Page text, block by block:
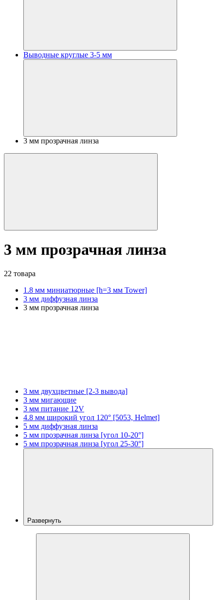
Выводные круглые 3-5 мм
3 мм прозрачная линза
3 мм прозрачная линза
22 товара
1.8 мм миниатюрные [h=3 мм Tower]
3 мм диффузная линза
3 мм прозрачная линза
3 мм двухцветные [2-3 вывода]
3 мм мигающие
3 мм питание 12V
4.8 мм широкий угол 120° [5053, Helmet]
5 мм диффузная линза
5 мм прозрачная линза [угол 10-20°]
5 мм прозрачная линза [угол 25-30°]
Развернуть